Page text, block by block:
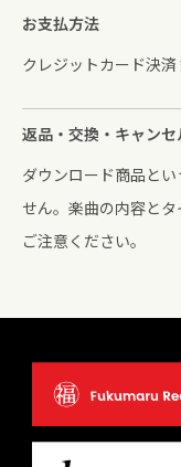
お支払方法
クレジットカード決
返品・交換・キャンセ
ダウンロード商品と
せん。楽曲の内容と
ご注意ください。